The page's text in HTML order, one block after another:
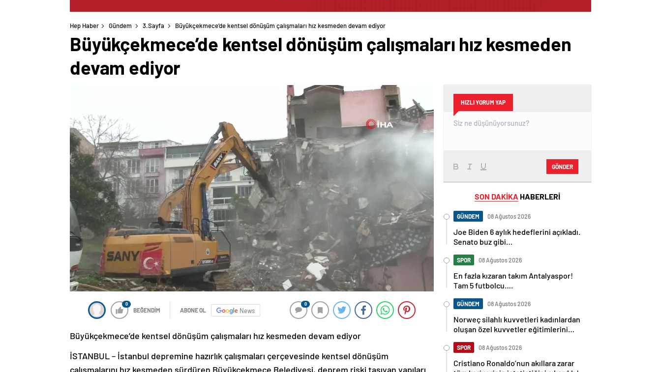
Hep Haber Gündem 3.Sayfa Büyükçekmece’de kentsel dönüşüm çalışmaları hız kesmeden devam ediyor
Büyükçekmece’de kentsel dönüşüm çalışmaları hız kesmeden
devam ediyor
0
BEĞENDİM ABONE OL News
0
Büyükçekmece’de kentsel dönüşüm çalışmaları hız kesmeden devam ediyor
İSTANBUL – İstanbul depremine hazırlık çalışmaları çerçevesinde kentsel dönüşüm
çalışmalarını hız kesmeden sürdüren Büyükçekmece Belediyesi, deprem riski taşıyan yapıları
HIZLI YORUM YAP
GÖNDER
SON DAKİKA HABERLERİ
GÜNDEM 08 Ağustos 2026
Joe Biden 6 aylık hedeflerini açıkladı.
Senato buz gibi…
SPOR 08 Ağustos 2026
En fazla kızaran takım Antalyaspor!
Tam 5 futbolcu….
GÜNDEM 08 Ağustos 2026
Norweç silahlı kuvvetleri kadınlardan
oluşan özel kuvvetler eğitimlerini
SPOR 08 Ağustos 2026
Cristiano Ronaldo’nun akıllara zarar